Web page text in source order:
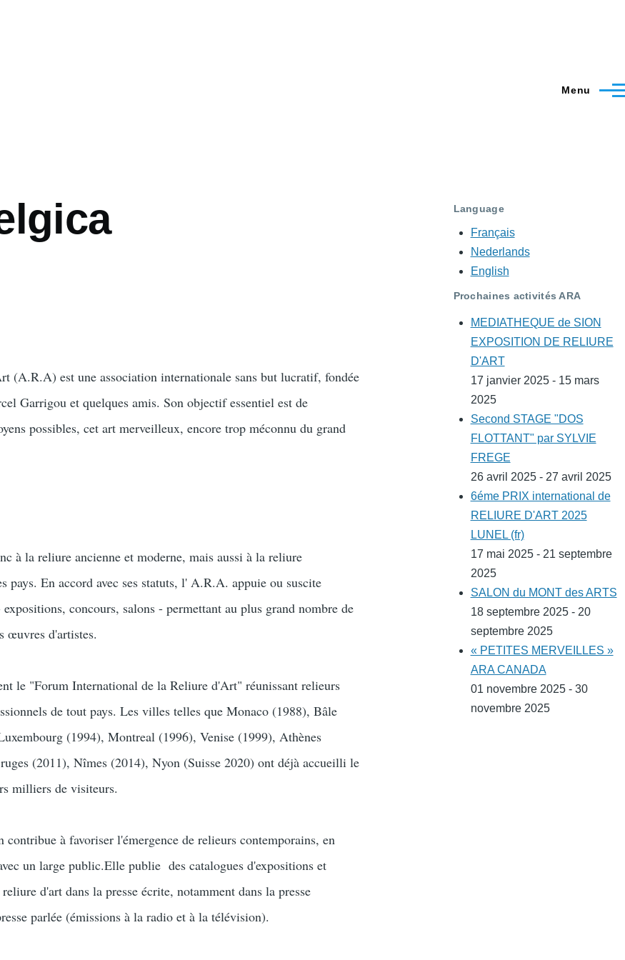
Menu
(A.R.A) est une association internationale sans but lucratif, fondée
Garrigou et quelques amis. Son objectif essentiel est de
possibles, cet art merveilleux, encore trop méconnu du grand
à la reliure ancienne et moderne, mais aussi à la reliure
pays. En accord avec ses statuts, l' A.R.A. appuie ou suscite
concours, salons - permettant au plus grand nombre de
œuvres d'artistes.
le "Forum International de la Reliure d'Art" réunissant relieurs
de tout pays. Les villes telles que Monaco (1988), Bâle
(1994), Montreal (1996), Venise (1999), Athènes
(2011), Nîmes (2014), Nyon (Suisse 2020) ont déjà accueilli le
milliers de visiteurs.
contribue à favoriser l'émergence de relieurs contemporains, en
un large public.Elle publie des catalogues d'expositions et
d'art dans la presse écrite, notamment dans la presse
parlée (émissions à la radio et à la télévision).
Language
Français
Nederlands
English
Prochaines activités ARA
MEDIATHEQUE de SION
EXPOSITION DE RELIURE
D'ART
17 janvier 2025 - 15 mars
2025
Second STAGE "DOS
FLOTTANT" par SYLVIE
FREGE
26 avril 2025 - 27 avril 2025
6éme PRIX international de
RELIURE D'ART 2025
LUNEL (fr)
17 mai 2025 - 21 septembre
2025
SALON du MONT des ARTS
18 septembre 2025 - 20
septembre 2025
« PETITES MERVEILLES »
ARA CANADA
01 novembre 2025 - 30
novembre 2025